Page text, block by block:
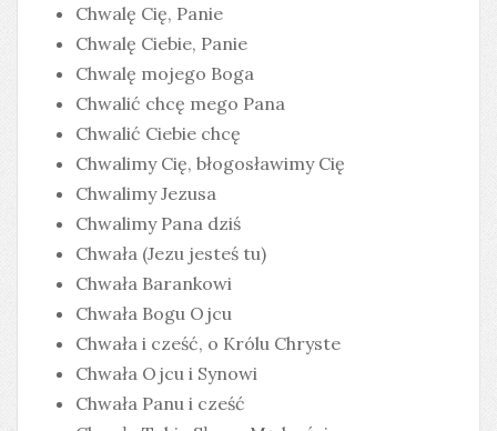
Chwalę Cię, Panie
Chwalę Ciebie, Panie
Chwalę mojego Boga
Chwalić chcę mego Pana
Chwalić Ciebie chcę
Chwalimy Cię, błogosławimy Cię
Chwalimy Jezusa
Chwalimy Pana dziś
Chwała (Jezu jesteś tu)
Chwała Barankowi
Chwała Bogu Ojcu
Chwała i cześć, o Królu Chryste
Chwała Ojcu i Synowi
Chwała Panu i cześć